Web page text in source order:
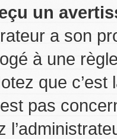
un
a son
à une
que c’est
pas